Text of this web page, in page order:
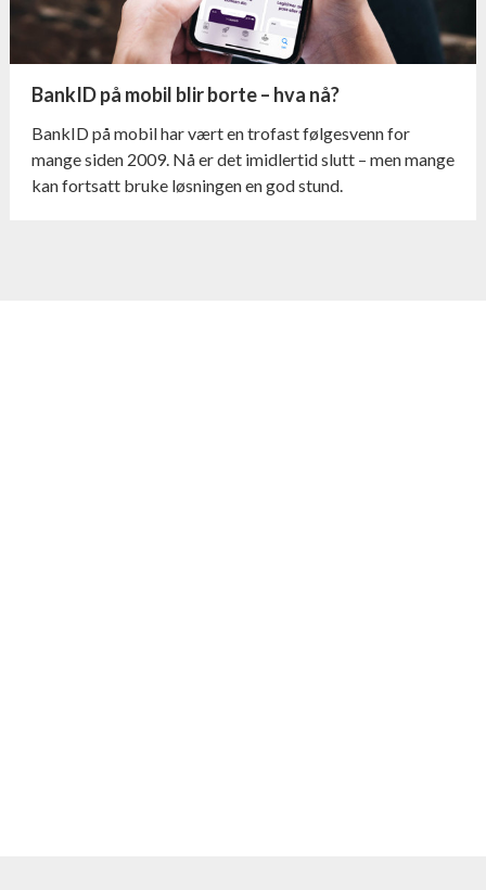
BankID på mobil blir borte – hva nå?
BankID på mobil har vært en trofast følgesvenn for
mange siden 2009. Nå er det imidlertid slutt – men mange
kan fortsatt bruke løsningen en god stund.